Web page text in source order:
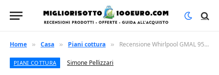
Home » Casa » Piani cottura » Recensione Whirlpool GMAL 9522/IXL Piano cottura 86 cm 5 fuochi gas multi level flame 9 livelli potenza inox ixelium comandi frontali
PIANI COTTURA Simone Pellizzari